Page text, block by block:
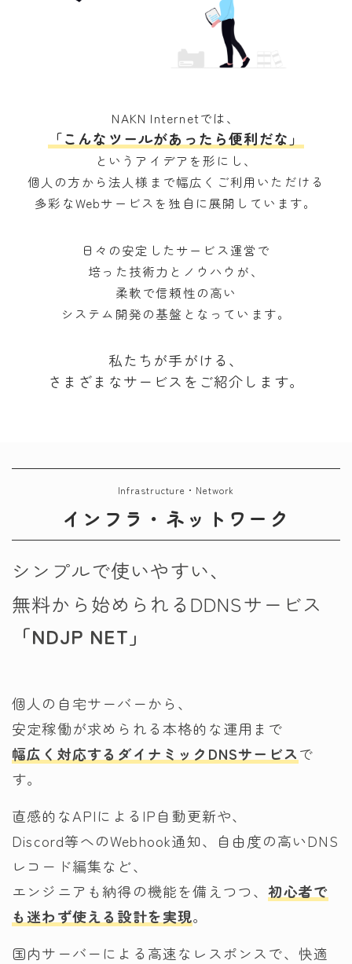
NAKN Internetでは、
「こんなツールがあったら便利だな」
というアイデアを形にし、
個人の方から法人様まで幅広くご利用いただける
多彩なWebサービスを独自に展開しています。
日々の安定したサービス運営で
培った技術力とノウハウが、
柔軟で信頼性の高い
システム開発の基盤となっています。
私たちが手がける、
さまざまなサービスをご紹介します。
Infrastructure・Network
インフラ・ネットワーク
シンプルで使いやすい、
無料から始められるDDNSサービス
「NDJP NET」
個人の自宅サーバーから、
安定稼働が求められる本格的な運用まで
幅広く対応するダイナミックDNSサービスで
す。
直感的なAPIによるIP自動更新や、
Discord等へのWebhook通知、自由度の高いDNS
レコード編集など、
エンジニアも納得の機能を備えつつ、初心者で
も迷わず使える設計を実現。
国内サーバーによる高速なレスポンスで、快適